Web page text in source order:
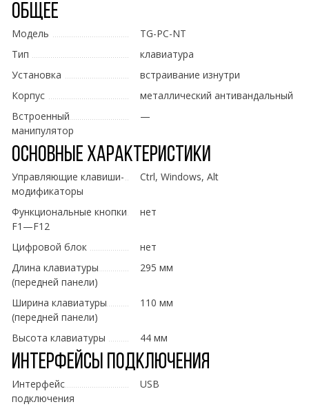
Общее
Модель
TG-PC-NT
Тип
клавиатура
Установка
встраивание изнутри
Корпус
металлический антивандальный
Встроенный
манипулятор
—
Основные характеристики
Управляющие клавиши-
модификаторы
Ctrl, Windows, Alt
Функциональные кнопки
F1—F12
нет
Цифровой блок
нет
Длина клавиатуры
(передней панели)
295 мм
Ширина клавиатуры
(передней панели)
110 мм
Высота клавиатуры 44 мм
Интерфейсы подключения
Интерфейс
подключения
USB